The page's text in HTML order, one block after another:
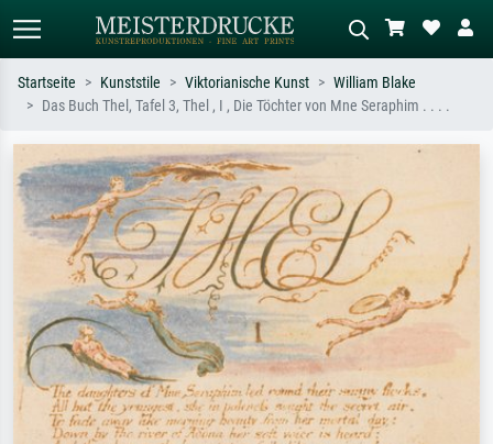
Suchen Sie nach Künstlern, Werktiteln
oder Stilen – z.B. Monet,
Sternennacht, Impressionismus, Welle
Hokusai, Akt.
Beschreiben Sie die Szene – z.B. Grüne
Wiese, Abstrakt mit viel Rot, Dunkles
Ölgemälde, Stehender Akt neben einem
Baum.
Startseite Kunststile Viktorianische Kunst
William Blake
Das Buch Thel, Tafel 3, Thel , I , Die Töchter von Mne Seraphim . . . .